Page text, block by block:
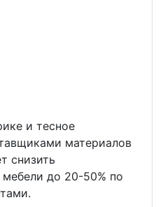
и тесное
материалов
снизить
до 20-50% по